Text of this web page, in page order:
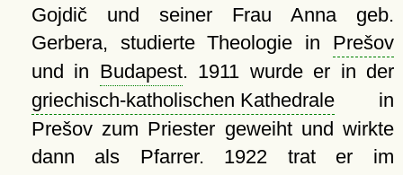
Gojdič und seiner Frau Anna geb.
Gerbera, studierte Theologie in Prešov
und in Budapest. 1911 wurde er in der
griechisch-katholischen Kathedralein
Prešov zum Priester geweiht und wirkte
dann als Pfarrer. 1922 trat er im